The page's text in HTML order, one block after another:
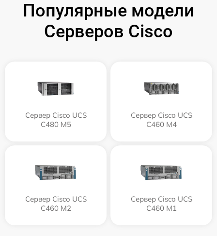
Популярные модели
Серверов Cisco
Сервер Cisco UCS
C480 M5
Сервер Cisco UCS
C460 M4
Сервер Cisco UCS
C460 M2
Сервер Cisco UCS
C460 M1